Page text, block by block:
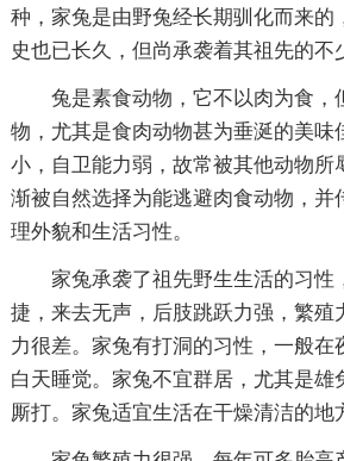
种，家兔是由野兔经长期驯化而来的
史也已长久，但尚承袭着其祖先的不
兔是素食动物，它不以肉为食，
物，尤其是食肉动物甚为垂涎的美味
小，自卫能力弱，故常被其他动物所
渐被自然选择为能逃避肉食动物，并
理外貌和生活习性。
家兔承袭了祖先野生生活的习性
捷，来去无声，后肢跳跃力强，繁殖
力很差。家兔有打洞的习性，一般在
白天睡觉。家兔不宜群居，尤其是雄
厮打。家兔适宜生活在干燥清洁的地